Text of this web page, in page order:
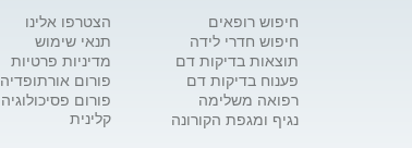
חיפוש רופאים
חיפוש חדרי לידה
תוצאות בדיקות דם
פענוח בדיקות דם
רפואה משלימה
נגיף ומגפת הקורונה
הצטרפו אלינו
תנאי שימוש
מדיניות פרטיות
פורום אורתופדיה
פורום פסיכולוגיה
קלינית